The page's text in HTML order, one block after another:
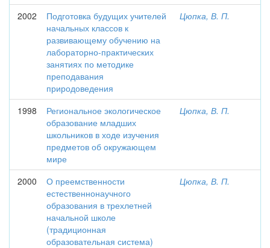
2002
Подготовка будущих учителей
начальных классов к
развивающему обучению на
лабораторно-практических
занятиях по методике
преподавания
природоведения
Цюпка, В. П.
1998
Региональное экологическое
образование младших
школьников в ходе изучения
предметов об окружающем
мире
Цюпка, В. П.
2000
О преемственности
естественнонаучного
образования в трехлетней
начальной школе
(традиционная
образовательная система)
Цюпка, В. П.